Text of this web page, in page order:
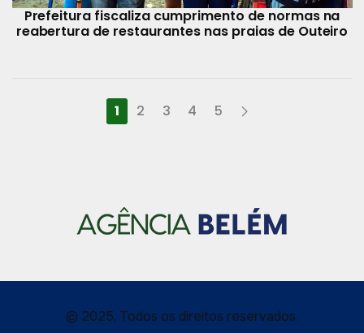
Prefeitura fiscaliza cumprimento de normas na
reabertura de restaurantes nas praias de Outeiro
1 2 3 4 5
© 2025, Todos os direitos reservados.